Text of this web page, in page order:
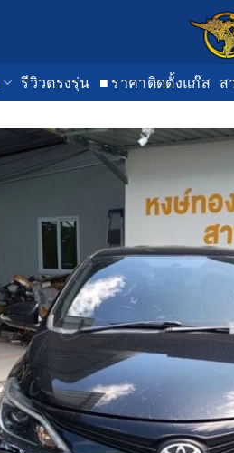
รีวิวตรงรุ่น ■ ราคาติดตั้งแก๊ส ส